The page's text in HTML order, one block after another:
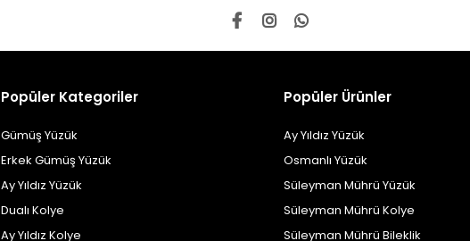
Popüler Kategoriler
Gümüş Yüzük
Erkek Gümüş Yüzük
Ay Yıldız Yüzük
Dualı Kolye
Ay Yıldız Kolye
Popüler Ürünler
Ay Yıldız Yüzük
Osmanlı Yüzük
Süleyman Mührü Yüzük
Süleyman Mührü Kolye
Süleyman Mührü Bileklik